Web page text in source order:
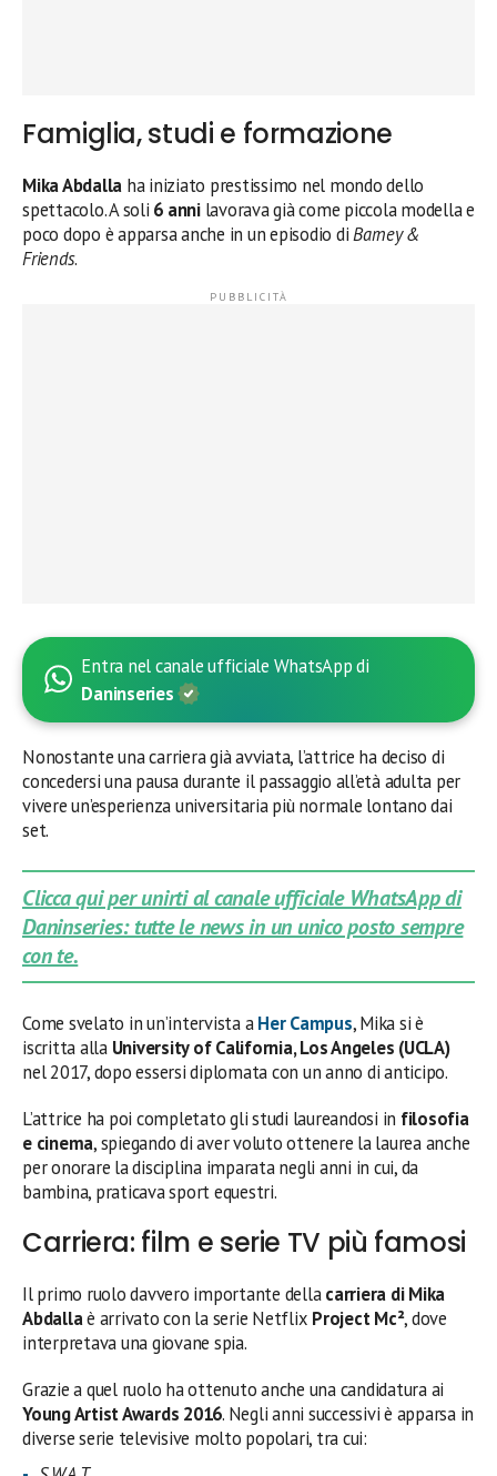
Famiglia, studi e formazione
Mika Abdalla ha iniziato prestissimo nel mondo dello
spettacolo. A soli 6 annilavorava già come piccola modella e
poco dopo è apparsa anche in un episodio diBarney &
Friends.
Entra nel canale ufficiale WhatsApp di
Daninseries
Nonostante una carriera già avviata, l’attrice ha deciso di
concedersi una pausa durante il passaggio all’età adulta per
vivere un’esperienza universitaria più normale lontano dai
set.
Clicca qui per unirti al canale ufficiale WhatsApp di
Daninseries: tutte le news in un unico posto sempre
con te.
Come svelato in un’intervista aHer Campus, Mika si è
iscritta alla University of California, Los Angeles (UCLA)
nel 2017, dopo essersi diplomata con un anno di anticipo.
L’attrice ha poi completato gli studi laureandosi in filosofia
e cinema, spiegando di aver voluto ottenere la laurea anche
per onorare la disciplina imparata negli anni in cui, da
bambina, praticava sport equestri.
Carriera: film e serie TV più famosi
Il primo ruolo davvero importante dellacarriera di Mika
Abdallaè arrivato con la serie Netflix Project Mc², dove
interpretava una giovane spia.
Grazie a quel ruolo ha ottenuto anche una candidatura ai
Young Artist Awards 2016. Negli anni successivi è apparsa in
diverse serie televisive molto popolari, tra cui: